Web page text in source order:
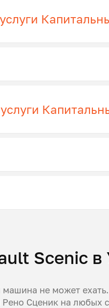
Scenic в
не может
Рено Сценик на любых